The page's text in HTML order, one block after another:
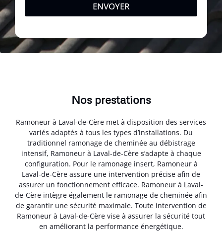
ENVOYER
Nos prestations
Ramoneur à Laval-de-Cère met à disposition des services
variés adaptés à tous les types d’installations. Du
traditionnel ramonage de cheminée au débistrage
intensif, Ramoneur à Laval-de-Cère s’adapte à chaque
configuration. Pour le ramonage insert, Ramoneur à
Laval-de-Cère assure une intervention précise afin de
assurer un fonctionnement efficace. Ramoneur à Laval-
de-Cère intègre également le ramonage de cheminée afin
de garantir une sécurité maximale. Toute intervention de
Ramoneur à Laval-de-Cère vise à assurer la sécurité tout
en améliorant la performance énergétique.